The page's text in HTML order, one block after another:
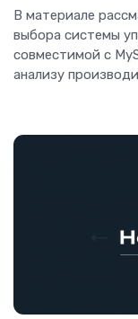
В материале
выбора системы
совместимой с
анализу